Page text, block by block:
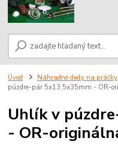
Úvod Náhradné diely na práčky
púzdre-pár 5x13,5x35mm - OR-
Uhlík v
- OR-